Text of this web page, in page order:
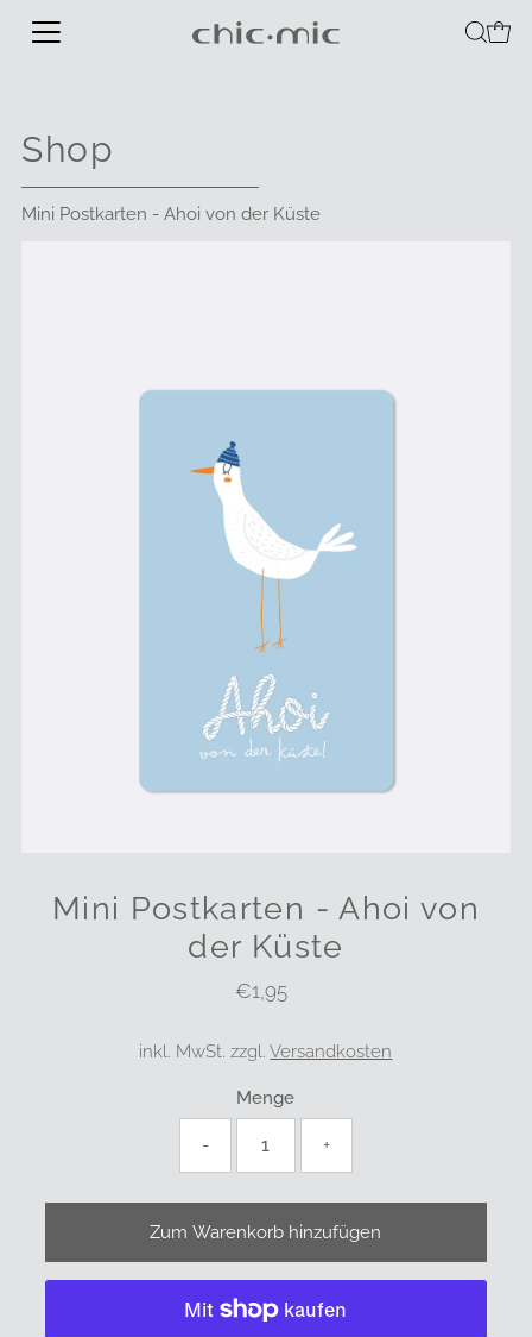
Shop
Mini Postkarten - Ahoi von der Küste
Mini Postkarten - Ahoi von
der Küste
Regulärer
€1,95
inkl. MwSt. zzgl.Versandkosten
Menge
- +